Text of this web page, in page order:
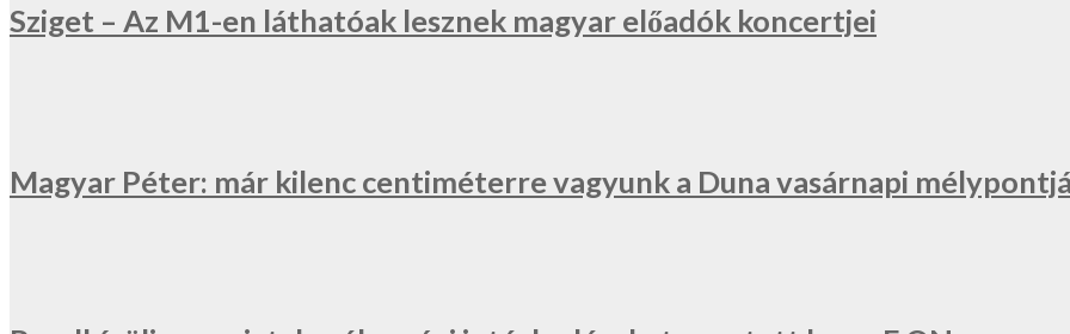
Sziget – Az M1-en láthatóak lesznek magyar előadók koncertjei
Magyar Péter: már kilenc centiméterre vagyunk a Duna vasárnapi